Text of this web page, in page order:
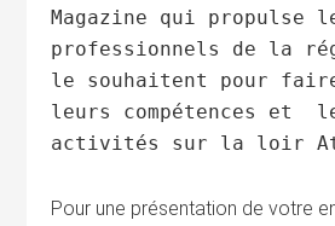
Magazine qui propulse
professionnels de la
le souhaitent pour
leurs compétences et
activités sur la loir
Pour une présentation de votre